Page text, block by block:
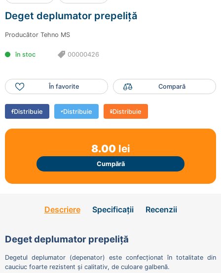
Deget deplumator prepeliță
Producător Tehno MS
în stoc 00000426
În favorite Compară
Distribuie Distribuie Distribuie
8.00lei
Cumpără
Descriere Specificații Recenzii
Deget deplumator prepeliță
Degetul deplumator (depenator) este confecționat în totalitate din
cauciuc foarte rezistent și calitativ, de culoare galbenă.